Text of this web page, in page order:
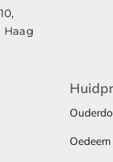
Haag
Oedeem